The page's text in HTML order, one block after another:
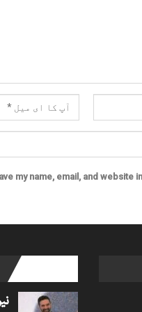
my name, email, and website